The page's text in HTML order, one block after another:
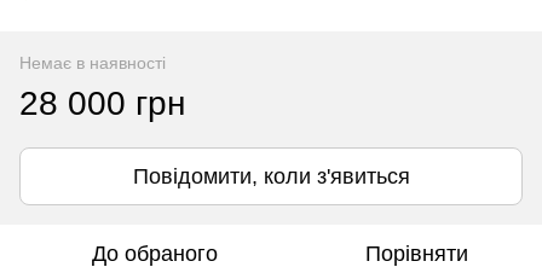
Немає в наявності
28 000 грн
Повідомити, коли з'явиться
До обраного Порівняти